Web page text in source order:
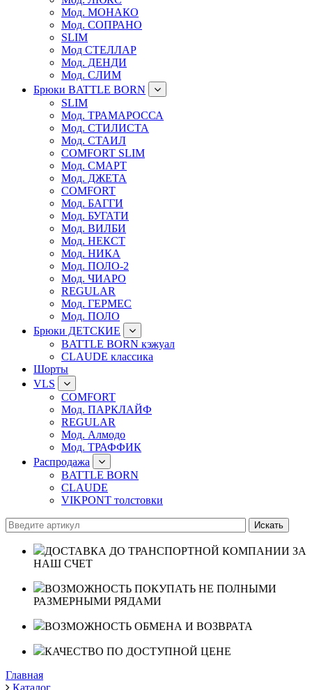
Мод. МОНАКО
Мод. СОПРАНО
SLIM
Мод СТЕЛЛАР
Мод. ДЕНДИ
Мод. СЛИМ
Брюки BATTLE BORN
SLIM
Мод. ТРАМАРОССА
Мод. СТИЛИСТА
Мод. СТАИЛ
COMFORT SLIM
Мод. СМАРТ
Мод. ДЖЕТА
COMFORT
Мод. БАГГИ
Мод. БУГАТИ
Мод. ВИЛБИ
Мод. НЕКСТ
Мод. НИКА
Мод. ПОЛО-2
Мод. ЧИАРО
REGULAR
Мод. ГЕРМЕС
Мод. ПОЛО
Брюки ДЕТСКИЕ
BATTLE BORN кэжуал
CLAUDE классика
Шорты
VLS
COMFORT
Мод. ПАРКЛАЙФ
REGULAR
Мод. Алмодо
Мод. ТРАФФИК
Распродажа
BATTLE BORN
CLAUDE
VIKPONT толстовки
ДОСТАВКА ДО ТРАНСПОРТНОЙ КОМПАНИИ ЗА
НАШ СЧЕТ
ВОЗМОЖНОСТЬ ПОКУПАТЬ НЕ ПОЛНЫМИ
РАЗМЕРНЫМИ РЯДАМИ
ВОЗМОЖНОСТЬ ОБМЕНА И ВОЗВРАТА
КАЧЕСТВО ПО ДОСТУПНОЙ ЦЕНЕ
Главная
Каталог